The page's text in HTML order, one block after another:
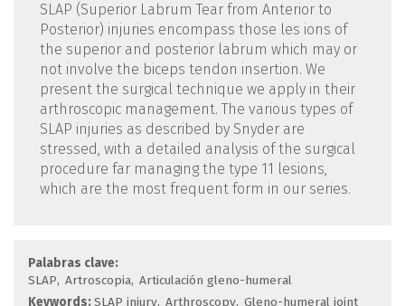
SLAP (Superior Labrum Tear from Ante­rior to
Posterior) injuries encompass those le­s ions of
the superior and posterior labrum which may or
not involve the biceps tendon in­sertion. We
present the surgical technique we apply in their
arthroscopic management. The various types of
SLAP injuries as described by Snyder are
stressed, with a detailed analysis of the surgical
procedure far managing the type 11 lesions,
which are the most frequent form in our series.
Palabras clave:
SLAP Artroscopia Articula­ción gleno-humeral
Keywords:SLAP injury Arthroscopy Gle­no-humeral joint